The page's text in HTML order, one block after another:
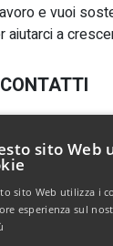
e vuoi
aiutarci a
CONTATTI
info@poochy.it
sito Web
sito Web utilizza i
esperienza sul